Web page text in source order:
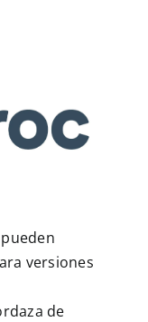
versiones
de